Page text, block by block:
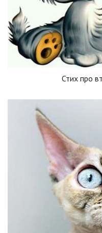
Стих про